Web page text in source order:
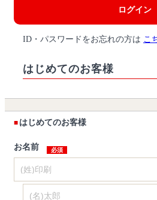
ログイン
ID・パスワードをお忘れの方は こ
はじめてのお客様
はじめてのお客様
お名前